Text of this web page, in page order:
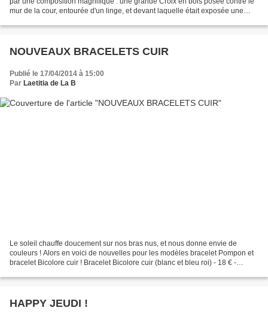
mur de la cour, entourée d'un linge, et devant laquelle était exposée une
NOUVEAUX BRACELETS CUIR
Publié le 17/04/2014 à 15:00
Par Laetitia de La B
Le soleil chauffe doucement sur nos bras nus, et nous donne envie de
couleurs ! Alors en voici de nouvelles pour les modèles bracelet Pompon et
bracelet Bicolore cuir ! Bracelet Bicolore cuir (blanc et bleu roi) - 18 € -
HAPPY JEUDI !